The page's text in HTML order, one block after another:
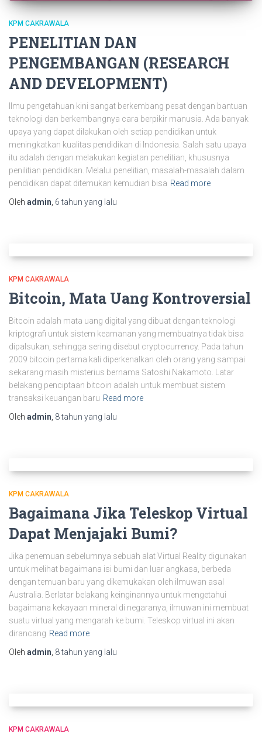
KPM CAKRAWALA
PENELITIAN DAN
PENGEMBANGAN (RESEARCH
AND DEVELOPMENT)
Ilmu pengetahuan kini sangat berkembang pesat dengan bantuan
teknologi dan berkembangnya cara berpikir manusia. Ada banyak
upaya yang dapat dilakukan oleh setiap pendidikan untuk
meningkatkan kualitas pendidikan di Indonesia. Salah satu upaya
itu adalah dengan melakukan kegiatan penelitian, khususnya
penilitian pendidikan. Melalui penelitian, masalah-masalah dalam
pendidikan dapat ditemukan kemudian bisa Read more
Oleh admin 6 tahun yang lalu
KPM CAKRAWALA
Bitcoin, Mata Uang Kontroversial
Bitcoin adalah mata uang digital yang dibuat dengan teknologi
kriptografi untuk sistem keamanan yang membuatnya tidak bisa
dipalsukan, sehingga sering disebut cryptocurrency. Pada tahun
2009 bitcoin pertama kali diperkenalkan oleh orang yang sampai
sekarang masih misterius bernama Satoshi Nakamoto. Latar
belakang penciptaan bitcoin adalah untuk membuat sistem
transaksi keuangan baru Read more
Oleh admin 8 tahun yang lalu
KPM CAKRAWALA
Bagaimana Jika Teleskop Virtual
Dapat Menjajaki Bumi?
Jika penemuan sebelumnya sebuah alat Virtual Reality digunakan
untuk melihat bagaimana isi bumi dan luar angkasa, berbeda
dengan temuan baru yang dikemukakan oleh ilmuwan asal
Australia. Berlatar belakang keinginannya untuk mengetahui
bagaimana kekayaan mineral di negaranya, ilmuwan ini membuat
suatu virtual yang mengarah ke bumi. Teleskop virtual ini akan
dirancang Read more
Oleh admin 8 tahun yang lalu
KPM CAKRAWALA